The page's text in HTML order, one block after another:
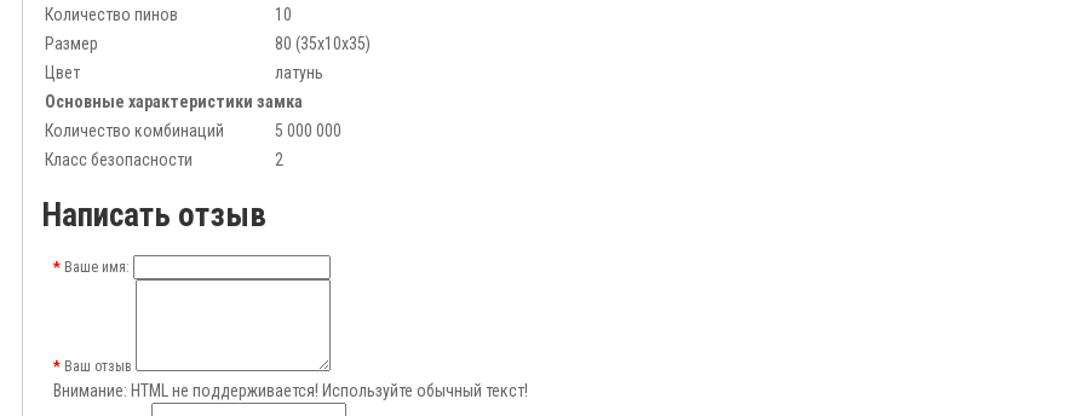
Количество пинов
10
Размер
80 (35x10x35)
Цвет
латунь
Основные характеристики замка
Количество комбинаций
5 000 000
Класс безопасности
2
Написать отзыв
Ваше имя:
Ваш отзыв
Внимание: HTML не поддерживается! Используйте обычный текст!